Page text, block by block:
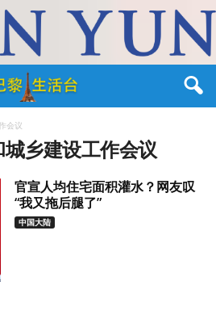
会议
乡建设工作会议
官宣人均住宅面积灌水？网友叹
“我又拖后腿了”
中国大陆